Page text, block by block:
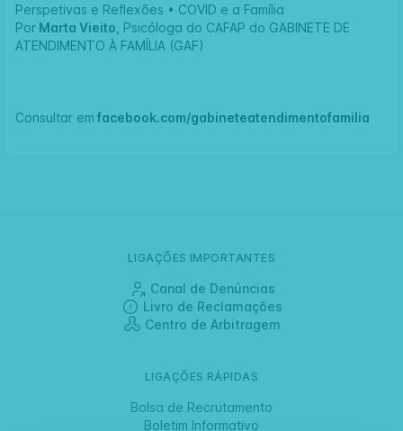
Perspetivas e Reflexões • COVID e a Família
Por Marta Vieito , Psicóloga do CAFAP do GABINETE DE
ATENDIMENTO À FAMÍLIA (GAF)
Consultar em facebook.com/gabineteatendimentofamilia
LIGAÇÕES IMPORTANTES
Canal de Denúncias
Livro de Reclamações
Centro de Arbitragem
LIGAÇÕES RÁPIDAS
Bolsa de Recrutamento
Boletim Informativo